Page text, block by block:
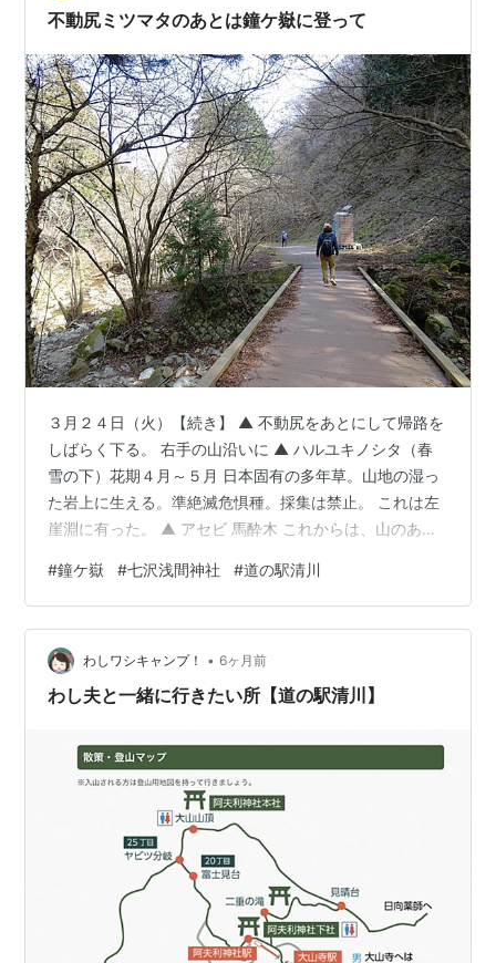
輪スペースがあります。が、バイクは…
不動尻ミツマタのあとは鐘ケ嶽に登って
３月２４日（火）【続き】 ▲ 不動尻をあとにして帰路を
しばらく下る。 右手の山沿いに ▲ ハルユキノシタ（春
雪の下）花期４月～５月 日本固有の多年草。山地の湿っ
た岩上に生える。準絶滅危惧種。採集は禁止。 これは左
崖淵に有った。 ▲ アセビ 馬酔木 これからは、山のあち
い。 ▲ これは「あしび 馬酔木」 明治時代に正岡子規の
門下生らによって創刊された短歌雑誌。 万葉集には「あ
しび」を謳った恋の歌が多数ある。あせびは馬を酔わせ
るだけでなく、人も酔い心地にするのだろう。 ▲ 鐘ケ嶽
へ向かう登山口が右手に出てきた。標識は無い。 こんな
#鐘ケ嶽 #七沢浅間神社 #道の駅清川
わしワシキャンプ！ • 6ヶ月前
わし夫と一緒に行きたい所【道の駅清川】